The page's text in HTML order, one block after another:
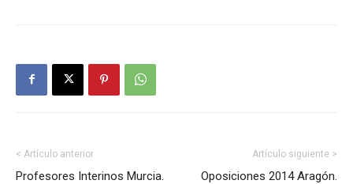
< Artículo anterior
Profesores Interinos Murcia.
Artículo siguiente >
Oposiciones 2014 Aragón.